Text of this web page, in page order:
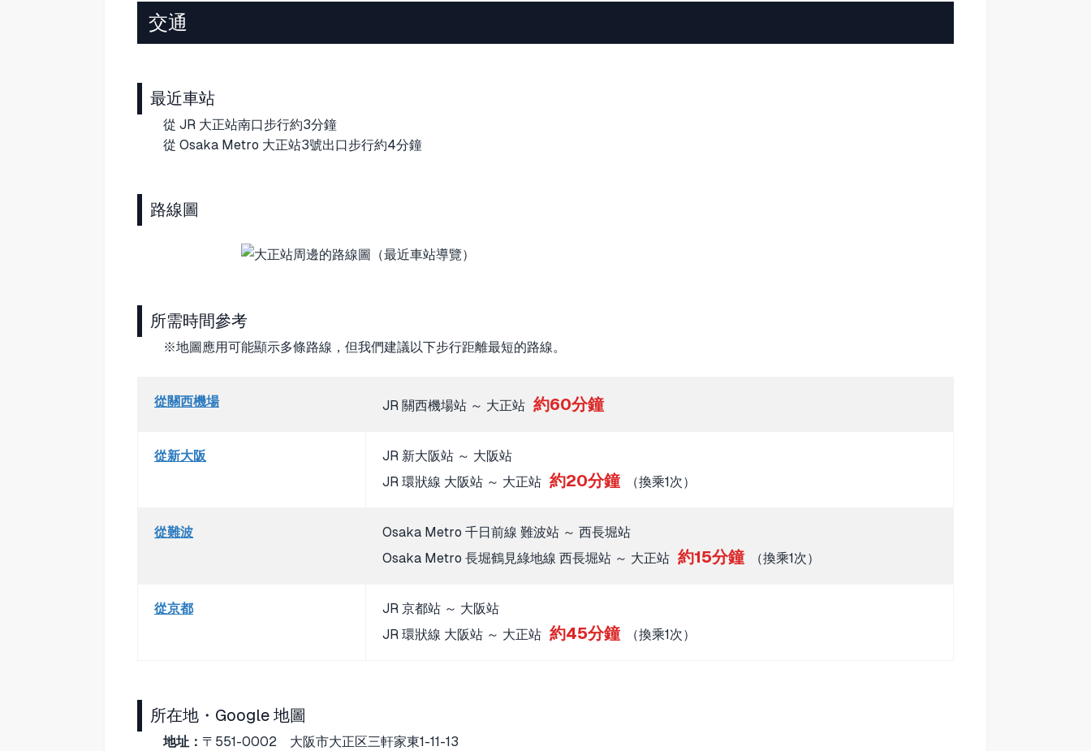
交通
最近車站
從 JR 大正站南口步行約3分鐘
從 Osaka Metro 大正站3號出口步行約4分鐘
路線圖
所需時間參考
※地圖應用可能顯示多條路線，但我們建議以下步行距離最短的路線。
從關西機場 JR 關西機場站 ～ 大正站 約60分鐘
從新大阪
JR 新大阪站 ～ 大阪站
JR 環狀線 大阪站 ～ 大正站 約20分鐘 （換乘1次）
從難波
Osaka Metro 千日前線 難波站 ～ 西長堀站
Osaka Metro 長堀鶴見綠地線 西長堀站 ～ 大正站 約15分鐘 （換乘1次）
從京都
JR 京都站 ～ 大阪站
JR 環狀線 大阪站 ～ 大正站 約45分鐘 （換乘1次）
所在地・Google 地圖
地址： 〒551-0002 大阪市大正区三軒家東1-11-13